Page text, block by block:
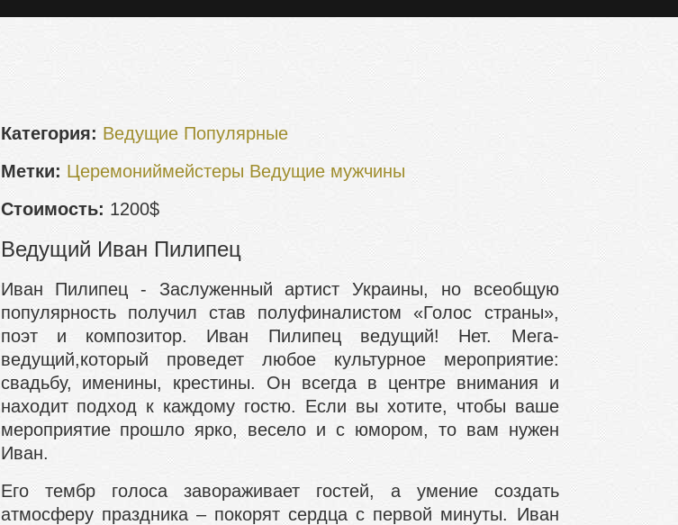
Категория: Ведущие Популярные
Метки: Церемониймейстеры Ведущие мужчины
Стоимость: 1200$
Ведущий Иван Пилипец
Иван Пилипец - Заслуженный артист Украины, но всеобщую
популярность получил став полуфиналистом «Голос страны»,
поэт и композитор. Иван Пилипец ведущий! Нет. Мега-
ведущий,который проведет любое культурное мероприятие:
свадьбу, именины, крестины. Он всегда в центре внимания и
находит подход к каждому гостю. Если вы хотите, чтобы ваше
мероприятие прошло ярко, весело и с юмором, то вам нужен
Иван.
Его тембр голоса завораживает гостей, а умение создать
атмосферу праздника – покорят сердца с первой минуты. Иван